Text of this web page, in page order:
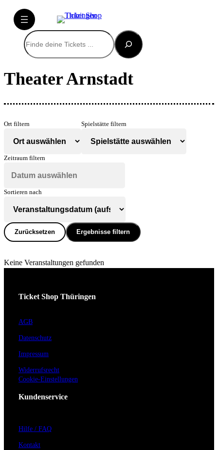
Suchen
Theater Arnstadt
Ort filtern Spielstätte filtern
Zeitraum filtern
Sortieren nach
Zurücksetzen Ergebnisse filtern
Keine Veranstaltungen gefunden
Ticket Shop Thüringen
AGB
Datenschutz
Impressum
Widerrufsrecht
Cookie-Einstellungen
Kundenservice
Hilfe / FAQ
Kontakt